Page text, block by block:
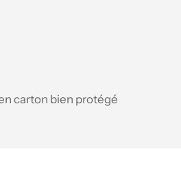
carton bien protégé